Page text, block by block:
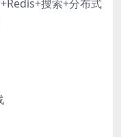
搜索+分布式